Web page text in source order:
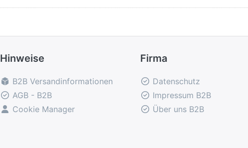
Hinweise
B2B Versandinformationen
AGB - B2B
Cookie Manager
Firma
Datenschutz
Impressum B2B
Über uns B2B